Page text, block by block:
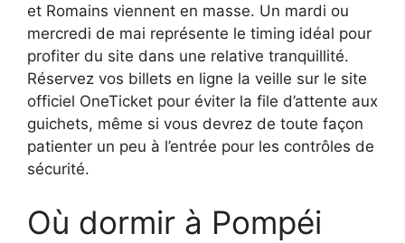
et Romains viennent en masse. Un mardi ou
mercredi de mai représente le timing idéal pour
profiter du site dans une relative tranquillité.
Réservez vos billets en ligne la veille sur le site
officiel OneTicket pour éviter la file d’attente aux
guichets, même si vous devrez de toute façon
patienter un peu à l’entrée pour les contrôles de
sécurité.
Où dormir à Pompéi